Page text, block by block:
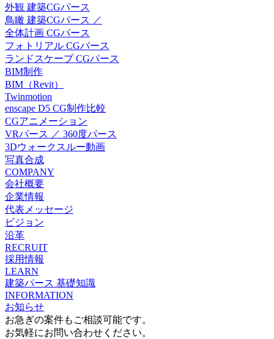
外観 建築CGパース
鳥瞰 建築CGパース ／
全体計画 CGパース
フォトリアル CGパース
ランドスケープ CGパース
BIM制作
BIM（Revit）
Twinmotion
enscape D5 CG制作比較
CGアニメーション
VRパース ／ 360度パース
3Dウォークスルー動画
写真合成
COMPANY
会社概要
企業情報
代表メッセージ
ビジョン
沿革
RECRUIT
採用情報
LEARN
建築パース 基礎知識
INFORMATION
お知らせ
お急ぎの案件もご相談可能です。
お気軽にお問い合わせください。